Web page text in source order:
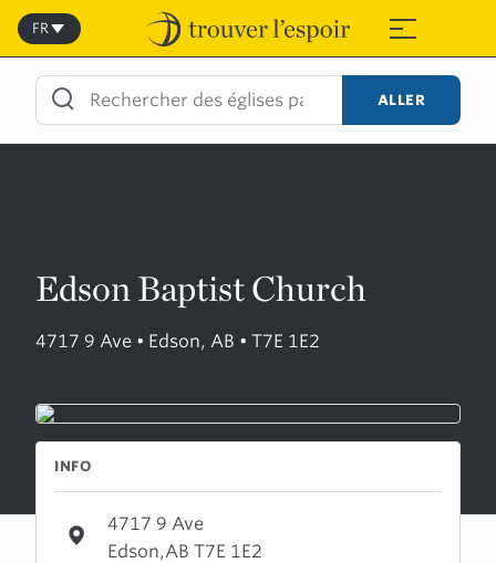
Skip
content
≡
FR
ALLER
Edson Baptist Church
4717 9 Ave • Edson, AB • T7E 1E2
INFO
4717 9 Ave
Edson,AB T7E 1E2